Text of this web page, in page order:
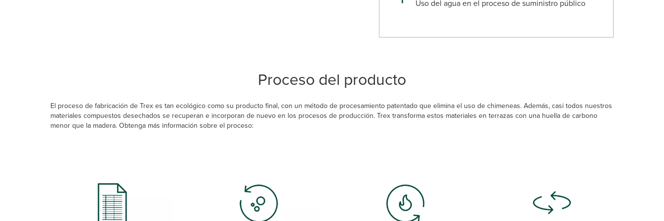
Uso del agua en el proceso de suministro público
Proceso del producto
El proceso de fabricación de Trex es tan ecológico como su producto final, con un método de procesamiento patentado que elimina el uso de chimeneas. Además, casi todos nuestros
materiales compuestos desechados se recuperan e incorporan de nuevo en los procesos de producción. Trex transforma estos materiales en terrazas con una huella de carbono
menor que la madera. Obtenga más información sobre el proceso: